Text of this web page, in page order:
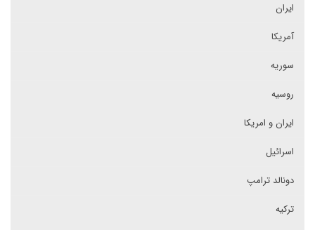
ایران
آمریکا
سوریه
روسیه
ایران و امریکا
اسرائیل
دونالد ترامپ
ترکیه